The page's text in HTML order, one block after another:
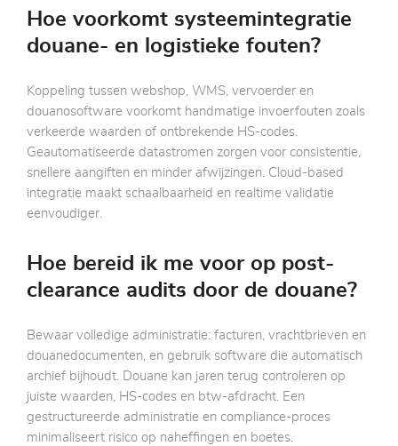
Hoe voorkomt systeemintegratie
douane- en logistieke fouten?
Koppeling tussen webshop, WMS, vervoerder en
douanosoftware voorkomt handmatige invoerfouten zoals
verkeerde waarden of ontbrekende HS-codes.
Geautomatiseerde datastromen zorgen voor consistentie,
snellere aangiften en minder afwijzingen. Cloud-based
integratie maakt schaalbaarheid en realtime validatie
eenvoudiger.
Hoe bereid ik me voor op post-
clearance audits door de douane?
Bewaar volledige administratie: facturen, vrachtbrieven en
douanedocumenten, en gebruik software die automatisch
archief bijhoudt. Douane kan jaren terug controleren op
juiste waarden, HS-codes en btw-afdracht. Een
gestructureerde administratie en compliance-proces
minimaliseert risico op naheffingen en boetes.